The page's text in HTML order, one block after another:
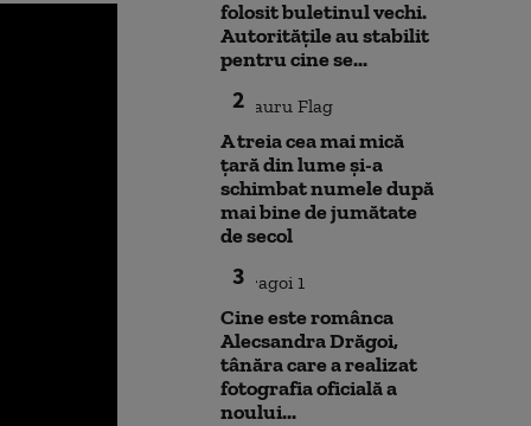
folosit buletinul vechi.
Autoritățile au stabilit
pentru cine se...
2
A treia cea mai mică
țară din lume și-a
schimbat numele după
mai bine de jumătate
de secol
3
Cine este românca
Alecsandra Drăgoi,
tânăra care a realizat
fotografia oficială a
noului...